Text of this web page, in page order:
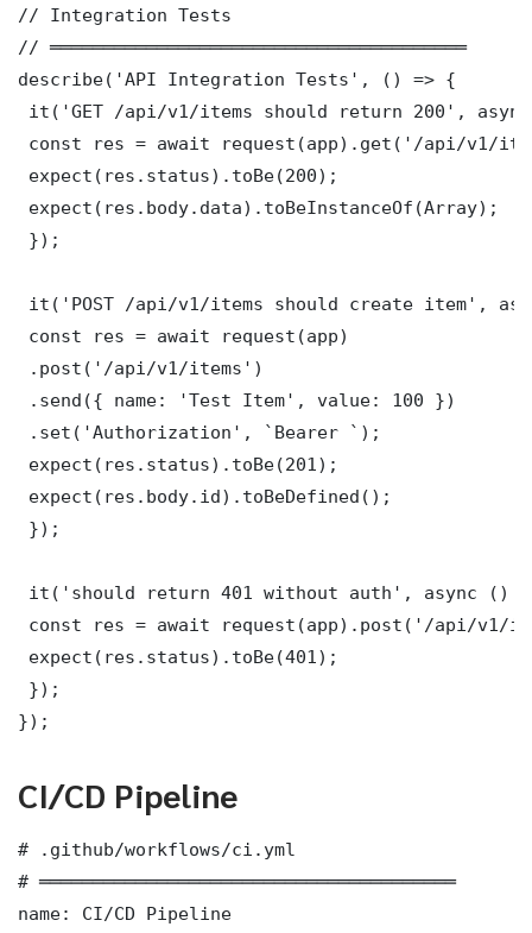
// Integration Tests
// ═══════════════════════════════════════
describe('API Integration Tests', () => {
it('GET /api/v1/items should return 200',
const res = await request(app).get('/api/v1/
expect(res.status).toBe(200);
expect(res.body.data).toBeInstanceOf(Array);
});
it('POST /api/v1/items should create item',
const res = await request(app)
.post('/api/v1/items')
.send({ name: 'Test Item', value: 100 })
.set('Authorization', `Bearer `);
expect(res.status).toBe(201);
expect(res.body.id).toBeDefined();
});
it('should return 401 without auth', async ()
const res = await request(app).post('/api/v1/
expect(res.status).toBe(401);
});
});
CI/CD Pipeline
# .github/workflows/ci.yml
# ═══════════════════════════════════════
name: CI/CD Pipeline